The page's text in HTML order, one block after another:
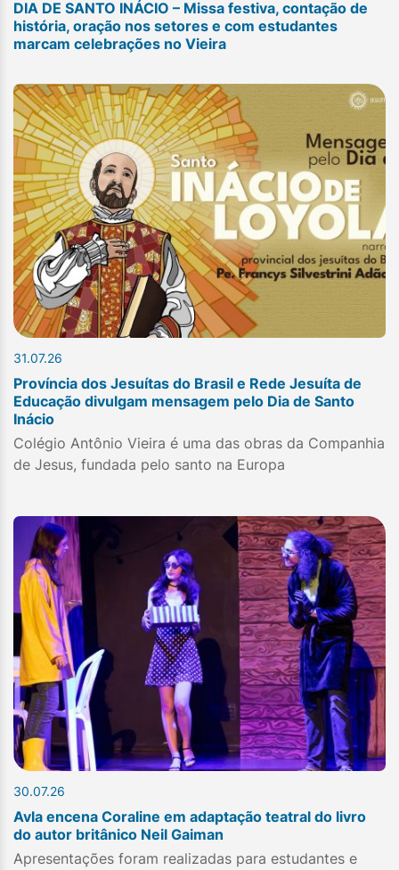
DIA DE SANTO INÁCIO – Missa festiva, contação de
história, oração nos setores e com estudantes
marcam celebrações no Vieira
31.07.26
Província dos Jesuítas do Brasil e Rede Jesuíta de
Educação divulgam mensagem pelo Dia de Santo
Inácio
Colégio Antônio Vieira é uma das obras da Companhia
de Jesus, fundada pelo santo na Europa
30.07.26
Avla encena Coraline em adaptação teatral do livro
do autor britânico Neil Gaiman
Apresentações foram realizadas para estudantes e